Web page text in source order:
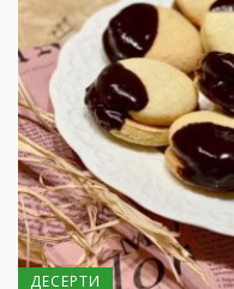
ДЕСЕРТИ